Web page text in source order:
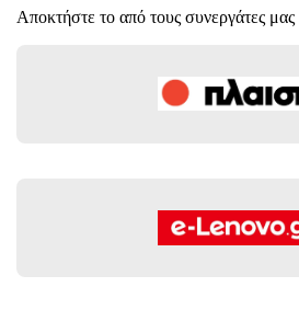
Αποκτήστε το από τους συνεργάτες μας